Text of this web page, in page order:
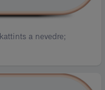
a nevedre;